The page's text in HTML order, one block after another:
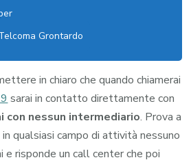
Grontardo
in chiaro che quando chiamerai
sarai in contatto direttamente con
con nessun intermediario. Prova a
qualsiasi campo di attività nessuno
e risponde un call center che poi